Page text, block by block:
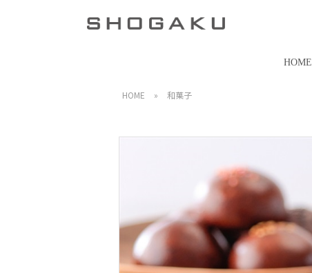
HOME
HOME » 和菓子